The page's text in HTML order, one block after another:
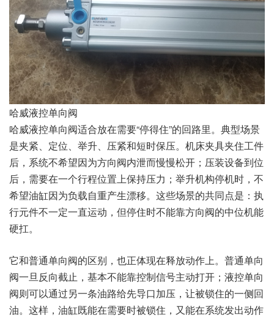
哈威液控单向阀
哈威液控单向阀适合放在需要“停得住”的回路里。典型场景
是夹紧、定位、举升、压紧和短时保压。机床夹具夹住工件
后，系统不希望因为方向阀内泄而慢慢松开；压装设备到位
后，需要在一个行程位置上保持压力；举升机构停机时，不
希望油缸因为负载自重产生漂移。这些场景的共同点是：执
行元件不一定一直运动，但停住时不能靠方向阀的中位机能
硬扛。
它和普通单向阀的区别，也正体现在释放动作上。普通单向
阀一旦反向截止，基本不能靠控制信号主动打开；液控单向
阀则可以通过另一条油路给先导口加压，让被锁住的一侧回
油。这样，油缸既能在需要时被锁住，又能在系统发出动作